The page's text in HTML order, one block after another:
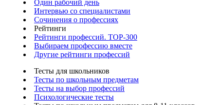
Один рабочий день
Интервью со специалистами
Сочинения о профессиях
Рейтинги
Рейтинги профессий. TOP-300
Выбираем профессию вместе
Другие рейтинги профессий
Тесты для школьников
Тесты по школьным предметам
Тесты на выбор профессий
Психологические тесты